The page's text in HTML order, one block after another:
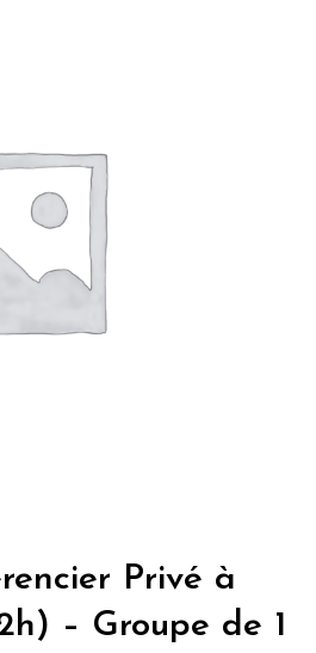
Privé à
– Groupe de 1